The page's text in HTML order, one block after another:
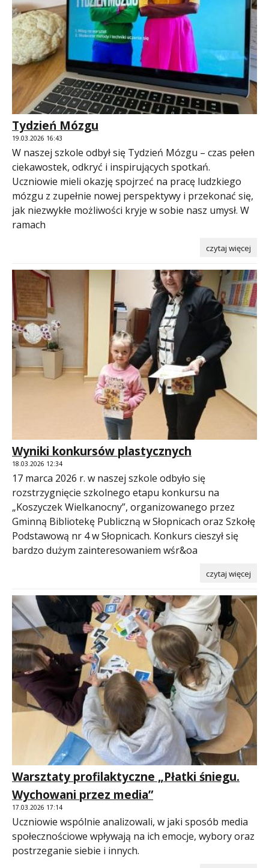
Tydzień Mózgu
19.03.2026 16:43
W naszej szkole odbył się Tydzień Mózgu – czas pełen
ciekawostek, odkryć i inspirujących spotkań.
Uczniowie mieli okazję spojrzeć na pracę ludzkiego
mózgu z zupełnie nowej perspektywy i przekonać się,
jak niezwykłe możliwości kryje w sobie nasz umysł. W
ramach
czytaj więcej
Wyniki konkursów plastycznych
18.03.2026 12:34
17 marca 2026 r. w naszej szkole odbyło się
rozstrzygnięcie szkolnego etapu konkursu na
„Koszyczek Wielkanocny”, organizowanego przez
Gminną Bibliotekę Publiczną w Słopnicach oraz Szkołę
Podstawową nr 4 w Słopnicach. Konkurs cieszył się
bardzo dużym zainteresowaniem wśr&oa
czytaj więcej
Warsztaty profilaktyczne „Płatki śniegu.
Wychowani przez media”
17.03.2026 17:14
Uczniowie wspólnie analizowali, w jaki sposób media
społecznościowe wpływają na ich emocje, wybory oraz
postrzeganie siebie i innych.